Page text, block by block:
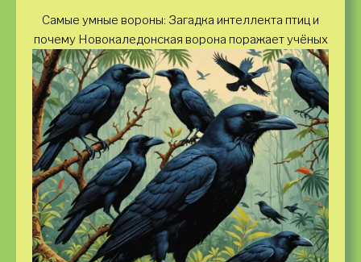
Самые умные вороны: Загадка интеллекта птиц и
почему Новокаледонская ворона поражает учёных